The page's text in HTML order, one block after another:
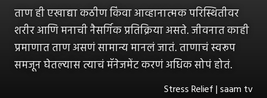
ताण ही एखाद्या कठीण किंवा आव्हानात्मक परिस्थितीवर
शरीर आणि मनाची नैसर्गिक प्रतिक्रिया असते. जीवनात काही
प्रमाणात ताण असणं सामान्य मानलं जातं. ताणाचं स्वरूप
समजून घेतल्यास त्याचं मॅनेजमेंट करणं अधिक सोपं होतं.
Stress Relief | saam tv